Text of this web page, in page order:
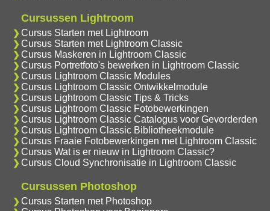
Cursussen Lightroom
Cursus Starten met Lightroom
Cursus Starten met Lightroom Classic
Cursus Maskeren in Lightroom Classic
Cursus Portretfoto's bewerken in Lightroom Classic
Cursus Lightroom Classic Modules
Cursus Lightroom Classic Ontwikkelmodule
Cursus Lightroom Classic Tips & Tricks
Cursus Lightroom Classic Fotobewerkingen
Cursus Lightroom Classic Catalogus voor Gevorderden
Cursus Lightroom Classic Bibliotheekmodule
Cursus Fraaie Fotobewerkingen met Lightroom Classic
Cursus Wat is er nieuw in Lightroom Classic?
Cursus Cloud Synchronisatie in Lightroom Classic
Cursussen Photoshop
Cursus Starten met Photoshop